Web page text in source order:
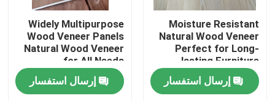
Moisture Resistant
Natural Wood Veneer
Perfect for Long-
lasting Furniture
إرسال استفسار
Widely Multipurpose
Wood Veneer Panels
Natural Wood Veneer
for All Needs
إرسال استفسار